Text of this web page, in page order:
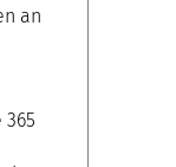
an